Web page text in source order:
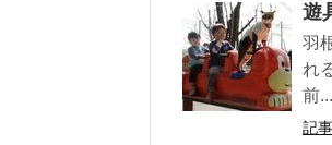
遊
羽
れ
前...
記